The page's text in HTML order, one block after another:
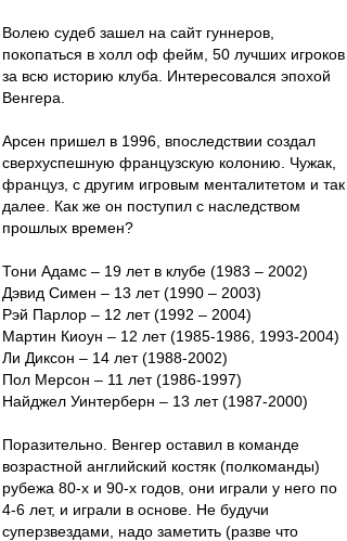
Волею судеб зашел на сайт гуннеров,
покопаться в холл оф фейм, 50 лучших игроков
за всю историю клуба. Интересовался эпохой
Венгера.
Арсен пришел в 1996, впоследствии создал
сверхуспешную французскую колонию. Чужак,
француз, с другим игровым менталитетом и так
далее. Как же он поступил с наследством
прошлых времен?
Тони Адамс – 19 лет в клубе (1983 – 2002)
Дэвид Симен – 13 лет (1990 – 2003)
Рэй Парлор – 12 лет (1992 – 2004)
Мартин Киоун – 12 лет (1985-1986, 1993-2004)
Ли Диксон – 14 лет (1988-2002)
Пол Мерсон – 11 лет (1986-1997)
Найджел Уинтерберн – 13 лет (1987-2000)
Поразительно. Венгер оставил в команде
возрастной английский костяк (полкоманды)
рубежа 80-х и 90-х годов, они играли у него по
4-6 лет, и играли в основе. Не будучи
суперзвездами, надо заметить (разве что